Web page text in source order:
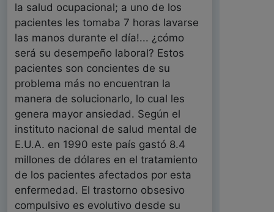
la salud ocupacional; a uno de los
pacientes les tomaba 7 horas lavarse
las manos durante el día!... ¿cómo
será su desempeño laboral? Estos
pacientes son concientes de su
problema más no encuentran la
manera de solucionarlo, lo cual les
genera mayor ansiedad. Según el
instituto nacional de salud mental de
E.U.A. en 1990 este país gastó 8.4
millones de dólares en el tratamiento
de los pacientes afectados por esta
enfermedad. El trastorno obsesivo
compulsivo es evolutivo desde su